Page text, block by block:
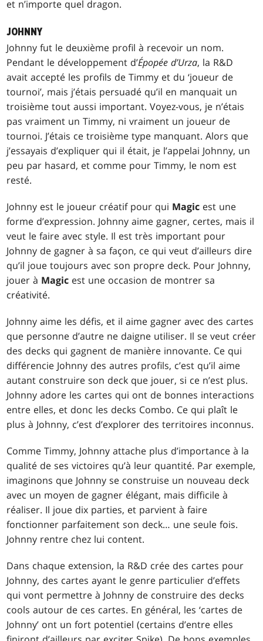
et n’importe quel dragon.
JOHNNY
Johnny fut le deuxième profil à recevoir un nom.
Pendant le développement d’Épopée d’Urza, la R&D
avait accepté les profils de Timmy et du ‘joueur de
tournoi’, mais j’étais persuadé qu’il en manquait un
troisième tout aussi important. Voyez-vous, je n’étais
pas vraiment un Timmy, ni vraiment un joueur de
tournoi. J’étais ce troisième type manquant. Alors que
j’essayais d’expliquer qui il était, je l’appelai Johnny, un
peu par hasard, et comme pour Timmy, le nom est
resté.
Johnny est le joueur créatif pour qui Magic est une
forme d’expression. Johnny aime gagner, certes, mais il
veut le faire avec style. Il est très important pour
Johnny de gagner à sa façon, ce qui veut d’ailleurs dire
qu’il joue toujours avec son propre deck. Pour Johnny,
jouer à Magic est une occasion de montrer sa
créativité.
Johnny aime les défis, et il aime gagner avec des cartes
que personne d’autre ne daigne utiliser. Il se veut créer
des decks qui gagnent de manière innovante. Ce qui
différencie Johnny des autres profils, c’est qu’il aime
autant construire son deck que jouer, si ce n’est plus.
Johnny adore les cartes qui ont de bonnes interactions
entre elles, et donc les decks Combo. Ce qui plaît le
plus à Johnny, c’est d’explorer des territoires inconnus.
Comme Timmy, Johnny attache plus d’importance à la
qualité de ses victoires qu’à leur quantité. Par exemple,
imaginons que Johnny se construise un nouveau deck
avec un moyen de gagner élégant, mais difficile à
réaliser. Il joue dix parties, et parvient à faire
fonctionner parfaitement son deck… une seule fois.
Johnny rentre chez lui content.
Dans chaque extension, la R&D crée des cartes pour
Johnny, des cartes ayant le genre particulier d’effets
qui vont permettre à Johnny de construire des decks
cools autour de ces cartes. En général, les ‘cartes de
Johnny’ ont un fort potentiel (certains d’entre elles